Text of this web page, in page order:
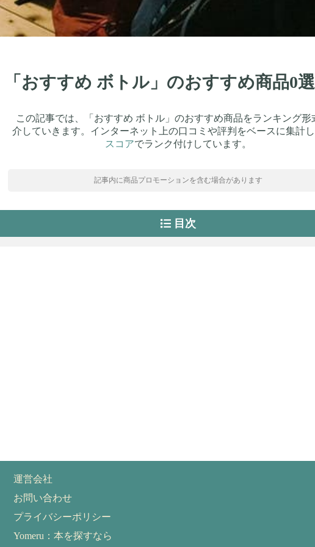
「おすすめ ボトル」のおすすめ商品0
この記事では、「おすすめ ボトル」のおすすめ商品をランキング形
介していきます。インターネット上の口コミや評判をベースに集計し
スコアでランク付けしています。
記事内に商品プロモーションを含む場合があります
目次
運営会社
お問い合わせ
プライバシーポリシー
Yomeru：本を探すなら